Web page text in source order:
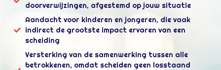
doorverwijzingen, afgestemd op jouw situatie
Aandacht voor kinderen en jongeren, die vaak
indirect de grootste impact ervaren van een
scheiding
Versterking van de samenwerking tussen alle
betrokkenen, omdat scheiden geen losstaand